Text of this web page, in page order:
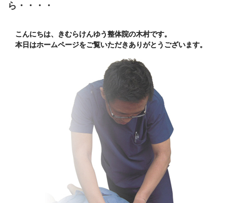
ら・・・・
こんにちは、きむらけんゆう整体院の木村です。
本日はホームページをご覧いただきありがとうございます。